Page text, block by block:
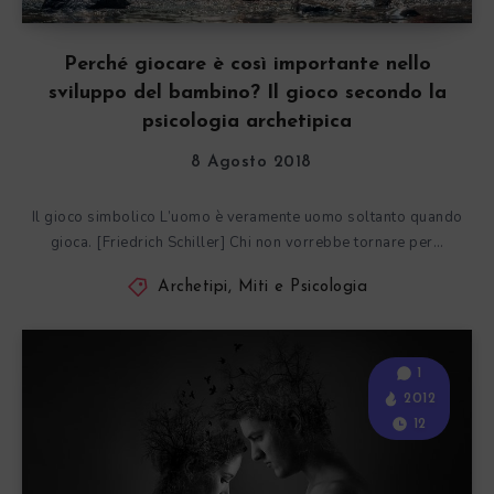
Perché giocare è così importante nello
sviluppo del bambino? Il gioco secondo la
psicologia archetipica
8 Agosto 2018
Il gioco simbolico L’uomo è veramente uomo soltanto quando
gioca. [Friedrich Schiller] Chi non vorrebbe tornare per…
Archetipi, Miti e Psicologia
1
2012
12